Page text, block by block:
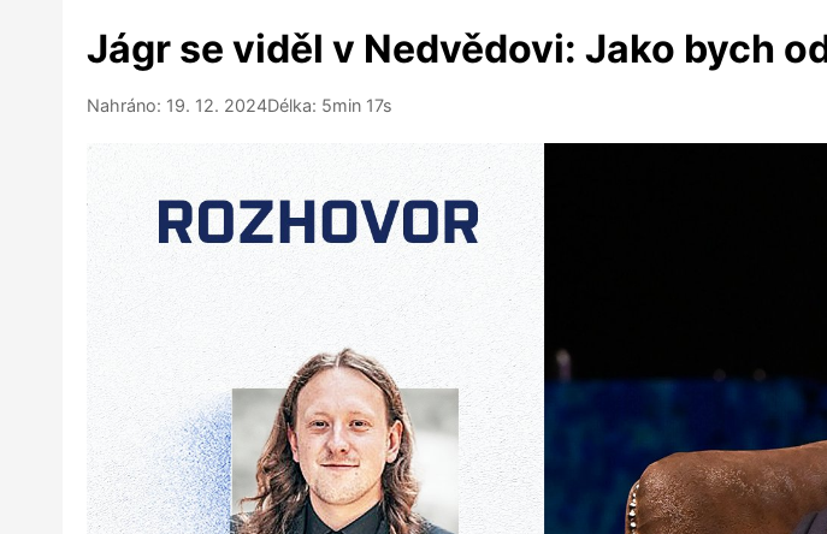
Jágr se viděl v Nedvědovi: Jako bych
Nahráno: 19. 12. 2024Délka: 5min 17s